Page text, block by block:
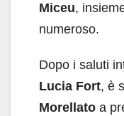
Miceu,
numeroso.
Dopo i saluti
Lucia Fort, è
Morellato a